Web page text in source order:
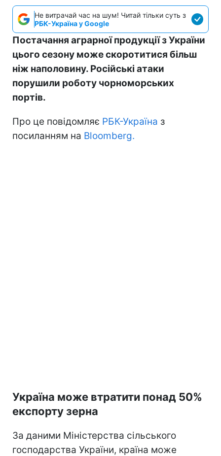
Не витрачай час на шум! Читай тільки суть з
РБК-Україна у Google
Постачання аграрної продукції з України
цього сезону може скоротитися більш
ніж наполовину. Російські атаки
порушили роботу чорноморських
портів.
Про це повідомляє РБК-Україна з
посиланням на Bloomberg.
Україна може втратити понад 50%
експорту зерна
За даними Міністерства сільського
господарства України, країна може